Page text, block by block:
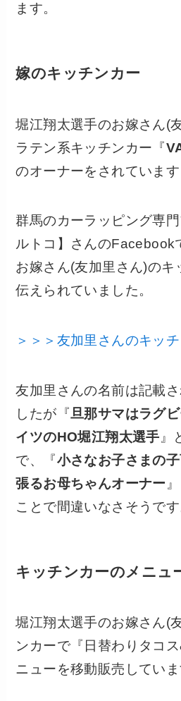
ます。
嫁のキッチンカー
堀江翔太選手のお嫁さん(
ラテン系キッチンカー『
のオーナーをされています
群馬のカーラッピング専
ルトコ】さんのFacebook
お嫁さん(友加里さん)のキ
伝えられていました。
＞＞＞友加里さんのキッ
友加里さんの名前は記載
したが『旦那サマはラグ
イツのHO堀江翔太選手 』
で、『小さなお子さまの
張るお母ちゃんオーナー
ことで間違いなさそうです
キッチンカーのメニュ
堀江翔太選手のお嫁さん(
ンカーで『日替わりタコ
ニューを移動販売していま